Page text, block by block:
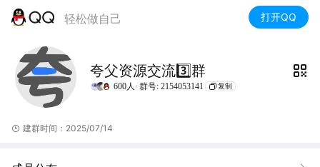
轻松做自己 打开QQ
夸父资源交流3️⃣群
600人· 群号: 2154053141 复制
建群时间：2025/07/14